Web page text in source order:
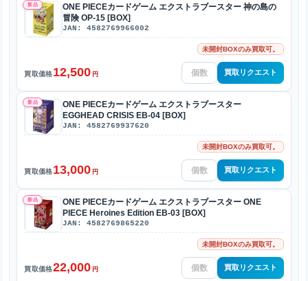
新品
ONE PIECEカードゲーム エクストラブースター 神の島の
冒険 OP-15 [BOX]
JAN: 4582769966002
未開封BOXのみ買取可。
買取価格12,500 円 買取リクエスト
新品
ONE PIECEカードゲーム エクストラブースター
EGGHEAD CRISIS EB-04 [BOX]
JAN: 4582769937620
未開封BOXのみ買取可。
買取価格13,000 円 買取リクエスト
新品
ONE PIECEカードゲーム エクストラブースター ONE
PIECE Heroines Edition EB-03 [BOX]
JAN: 4582769865220
未開封BOXのみ買取可。
買取価格22,000 円 買取リクエスト